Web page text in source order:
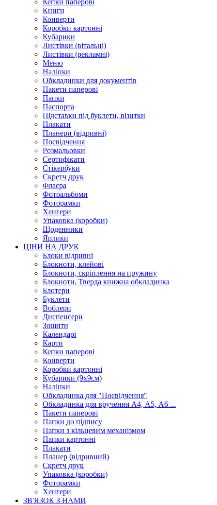
Кепки паперові
Книги
Конверти
Коробки картонні
Кубарики
Листівки (вітальні)
Листівки (рекламні)
Меню
Наліпки
Обкладинки для документів
Пакети паперові
Папки
Паспорта
Підставки під буклети, візитки
Плакати
Планери (відривні)
Посвідчення
Розмальовки
Сертифікати
Стікербуки
Скретч друк
Флаєра
Фотоальбоми
Фоторамки
Хенгери
Упаковка (коробки)
Щоденники
Ярлики
ЦІНИ НА ДРУК
Блоки відривні
Блокноти, клейові
Блокноти, скріплення на пружину
Блокноти, Тверда книжна обкладинка
Блотери
Буклети
Воблери
Диспенсери
Зошити
Календарі
Карти
Кепки паперові
Конверти
Коробки картонні
Кубарики (9х9см)
Наліпки
Обкладинка для "Посвідчення"
Обкладинка для вручення А4, А5, А6 ...
Пакети паперові
Папки до підпису
Папки з кільцевим механізмом
Папки картонні
Плакати
Планер (відривний)
Скретч друк
Упаковка (коробки)
Фоторамки
Хенгери
ЗВ'ЯЗОК З НАМИ